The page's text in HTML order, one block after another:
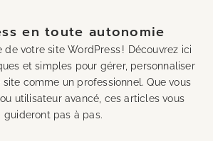
en toute autonomie
de votre site WordPress ! Découvrez ici
et simples pour gérer, personnaliser
comme un professionnel. Que vous
utilisateur avancé, ces articles vous
guideront pas à pas.